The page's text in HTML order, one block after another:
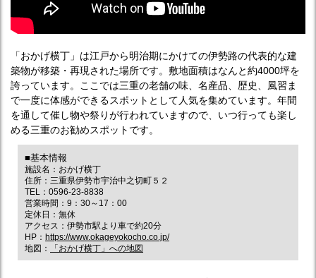
「おかげ横丁」は江戸から明治期にかけての伊勢路の代表的な建
築物が移築・再現された場所です。敷地面積はなんと約4000坪を
誇っています。ここでは三重の老舗の味、名産品、歴史、風習ま
で一度に体感ができるスポットとして人気を集めています。年間
を通して催し物や祭りが行われていますので、いつ行っても楽し
める三重のお勧めスポットです。
■基本情報
施設名：おかげ横丁
住所：三重県伊勢市宇治中之切町５２
TEL：0596-23-8838
営業時間：9：30～17：00
定休日：無休
アクセス：伊勢市駅より車で約20分
HP： https://www.okageyokocho.co.jp/
地図：
「おかげ横丁」への地図